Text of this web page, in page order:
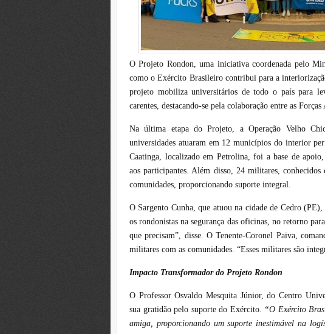
O Projeto Rondon, uma iniciativa coordenada pelo
como o Exército Brasileiro contribui para a
projeto mobiliza universitários de todo o país para
carentes, destacando-se pela colaboração entre as
Na última etapa do Projeto, a Operação Velho
universidades atuaram em 12 municípios do interior
Caatinga, localizado em Petrolina, foi a base de
aos participantes. Além disso, 24 militares, conhecidos
comunidades, proporcionando suporte integral.
O Sargento Cunha, que atuou na cidade de Cedro
os rondonistas na segurança das oficinas, no retorno
que precisam”, disse. O Tenente-Coronel Paiva,
militares com as comunidades. “Esses militares são
Impacto Transformador do Projeto Rondon
O Professor Osvaldo Mesquita Júnior, do Centro
sua gratidão pelo suporte do Exército.
“O Exército
amiga, proporcionando um suporte inestimável na